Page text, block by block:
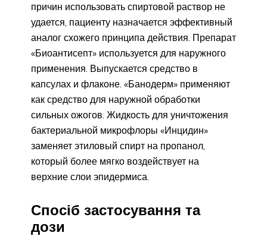
причин использовать спиртовой раствор не
удается, пациенту назначается эффективный
аналог схожего принципа действия. Препарат
«Биоантисепт» используется для наружного
применения. Выпускается средство в
капсулах и флаконе. «Банодерм» применяют
как средство для наружной обработки
сильных ожогов. Жидкость для уничтожения
бактериальной микрофлоры «Инцидин»
заменяет этиловый спирт на пропанол,
который более мягко воздействует на
верхние слои эпидермиса.
Спосіб застосування та
дози